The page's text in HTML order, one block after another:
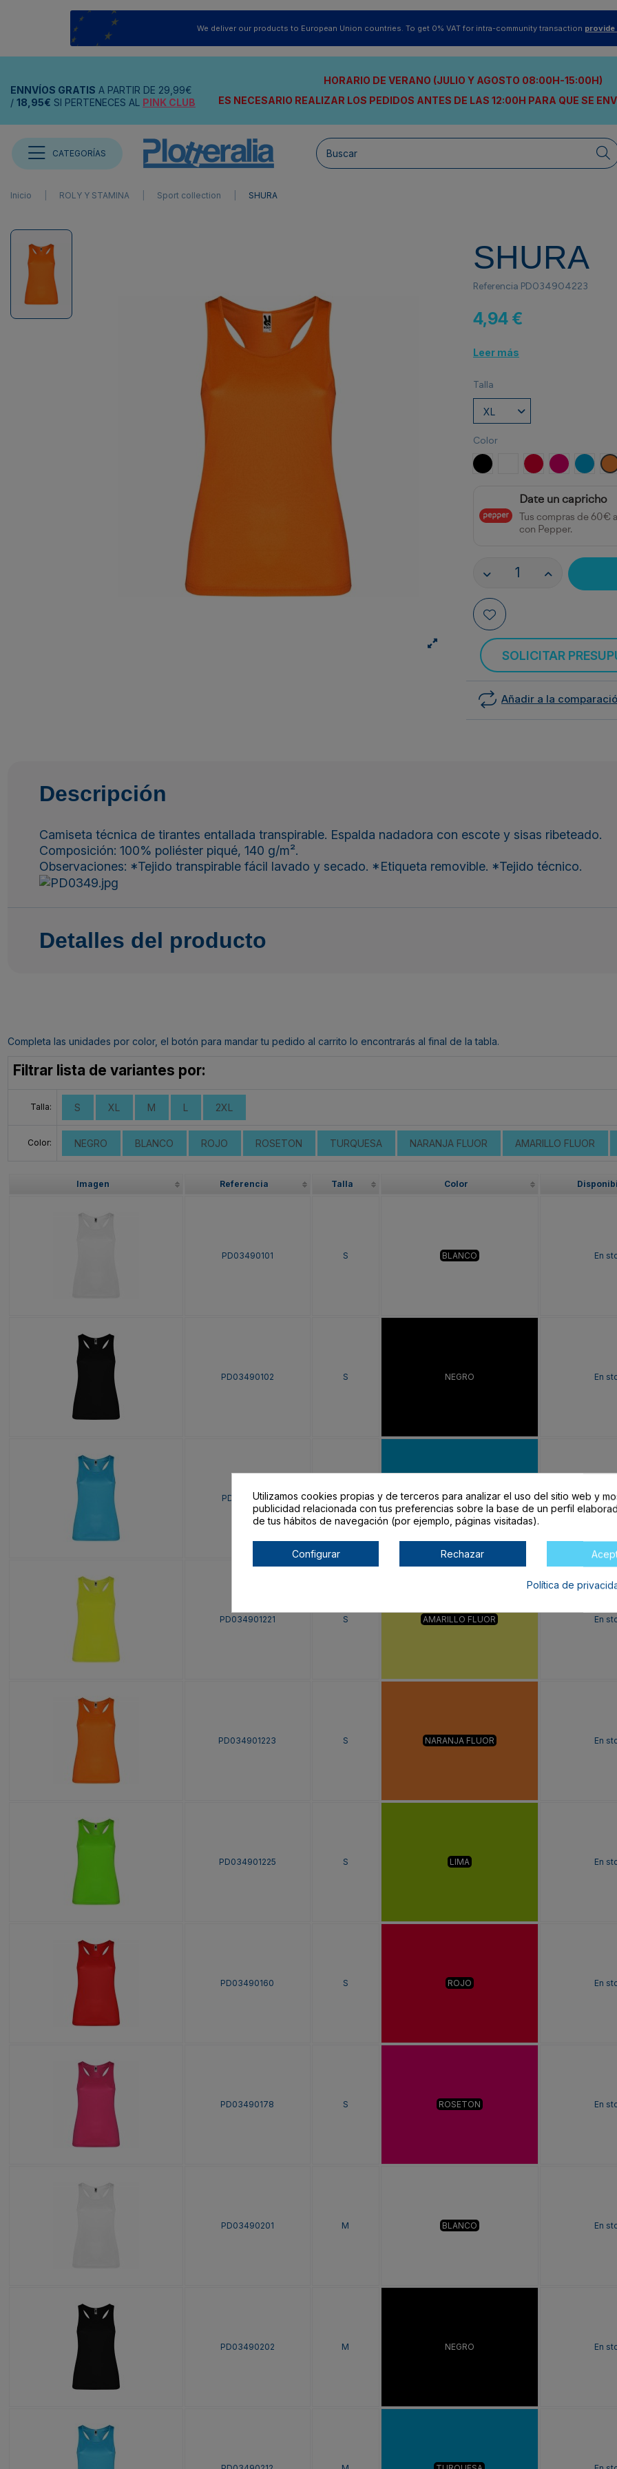
We deliver our products to European Union countries. To get 0% VAT for intra-community transaction provide
ENNVÍOS GRATIS A PARTIR DE 29,99€
/ 18,95€ SI PERTENECES AL PINK CLUB
HORARIO DE VERANO (JULIO Y AGOSTO 08:00H-15:00H)
ES NECESARIO REALIZAR LOS PEDIDOS ANTES DE LAS 12:00H PARA QUE SE
CATEGORÍAS
Inicio ROLY Y STAMINA Sport collection SHURA
SHURA
Referencia PD034904223
4,94 €
Leer más
Talla
Color
NEGRO BLANCOROJO ROSETON
Date un capricho
Tus compras de
con Pepper.
SOLICITAR
Añadir a la
Descripción
Camiseta técnica de tirantes entallada transpirable. Espalda nadadora con escote y sisas ribeteado.
Composición: 100% poliéster piqué, 140 g/m².
Observaciones: *Tejido transpirable fácil lavado y secado. *Etiqueta removible. *Tejido técnico.
Detalles del producto
Completa las unidades por color, el botón para mandar tu pedido al carrito lo encontrarás al final de la tabla.
Filtrar lista de variantes por:
Talla: S XL M L 2XL
Color: NEGRO BLANCO ROJO ROSETON TURQUESA NARANJA FLUOR AMARILLO FLUOR
Imagen Referencia Talla Color
PD03490101 S BLANCO En
PD03490102 S NEGRO En
PD03490112 S TURQUESA En
PD034901221 S AMARILLO FLUOR En
PD034901223 S NARANJA FLUOR En
PD034901225 S LIMA En
PD03490160 S ROJO En
PD03490178 S ROSETON En
PD03490201 M BLANCO En
PD03490202 M NEGRO En
Utilizamos cookies propias y de terceros para analizar el uso del sitio web y
publicidad relacionada con tus preferencias sobre la base de un perfil
de tus hábitos de navegación (por ejemplo, páginas visitadas).
Configurar Rechazar
Política de